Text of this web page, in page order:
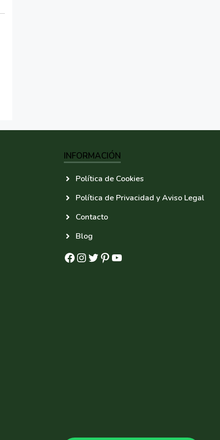
INFORMACIÓN
Política de Cookies
Política de Privacidad y Aviso Legal
Contacto
Blog
Facebook
Instagram
Twitter
Pinterest
YouTube